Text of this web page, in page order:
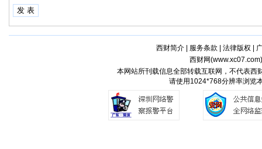
西财简介| 服务条款 法律版权
西财网(www.xc07.com
本网站所刊载信息全部转载互联网，不代表
请使用1024*768分辨率浏览